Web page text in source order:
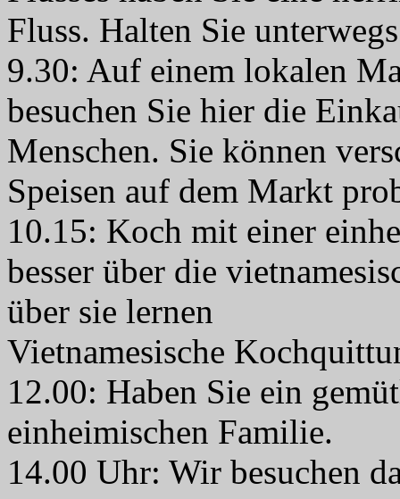
Fluss. Halten Sie
9.30: Auf einem lokalen
besuchen Sie hier die
Menschen. Sie können
Speisen auf dem Markt
10.15: Koch mit einer
besser über die
über sie lernen
Vietnamesische
12.00: Haben Sie ein
einheimischen Familie.
14.00 Uhr: Wir besuchen